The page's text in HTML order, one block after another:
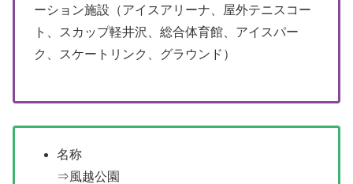
ーション施設（アイスアリーナ、屋外テニスコー
ト、スカップ軽井沢、総合体育館、アイスパー
ク、スケートリンク、グラウンド）
名称
⇒風越公園